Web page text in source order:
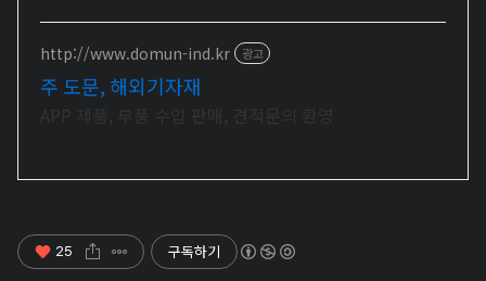
http://www.domun-ind.kr 광고
주 도문, 해외기자재
25 구독하기